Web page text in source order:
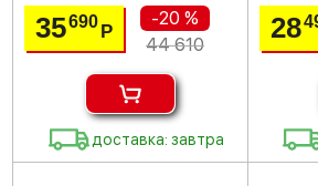
35690Р
-20 %
44 610
доставка: завтра
28